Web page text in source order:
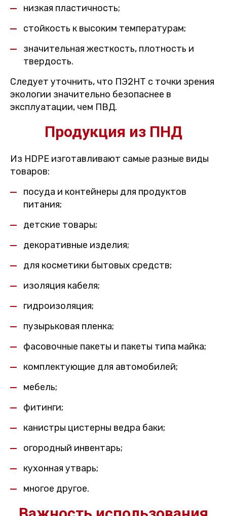
низкая пластичность;
стойкость к высоким температурам;
значительная жесткость, плотность и
твердость.
Следует уточнить, что ПЭ2НТ с точки зрения
экологии значительно безопаснее в
эксплуатации, чем ПВД.
Продукция из ПНД
Из HDPE изготавливают самые разные виды
товаров:
посуда и контейнеры для продуктов
питания;
детские товары;
декоративные изделия;
для косметики бытовых средств;
изоляция кабеля;
гидроизоляция;
пузырьковая пленка;
фасовочные пакеты и пакеты типа майка;
комплектующие для автомобилей;
мебель;
фитинги;
канистры цистерны ведра баки;
огородный инвентарь;
кухонная утварь;
многое другое.